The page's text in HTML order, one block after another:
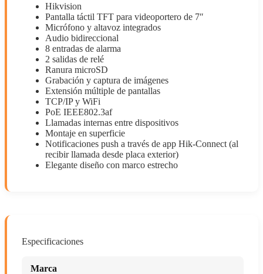
Hikvision
Pantalla táctil TFT para videoportero de 7″
Micrófono y altavoz integrados
Audio bidireccional
8 entradas de alarma
2 salidas de relé
Ranura microSD
Grabación y captura de imágenes
Extensión múltiple de pantallas
TCP/IP y WiFi
PoE IEEE802.3af
Llamadas internas entre dispositivos
Montaje en superficie
Notificaciones push a través de app Hik-Connect (al
recibir llamada desde placa exterior)
Elegante diseño con marco estrecho
Especificaciones
Marca